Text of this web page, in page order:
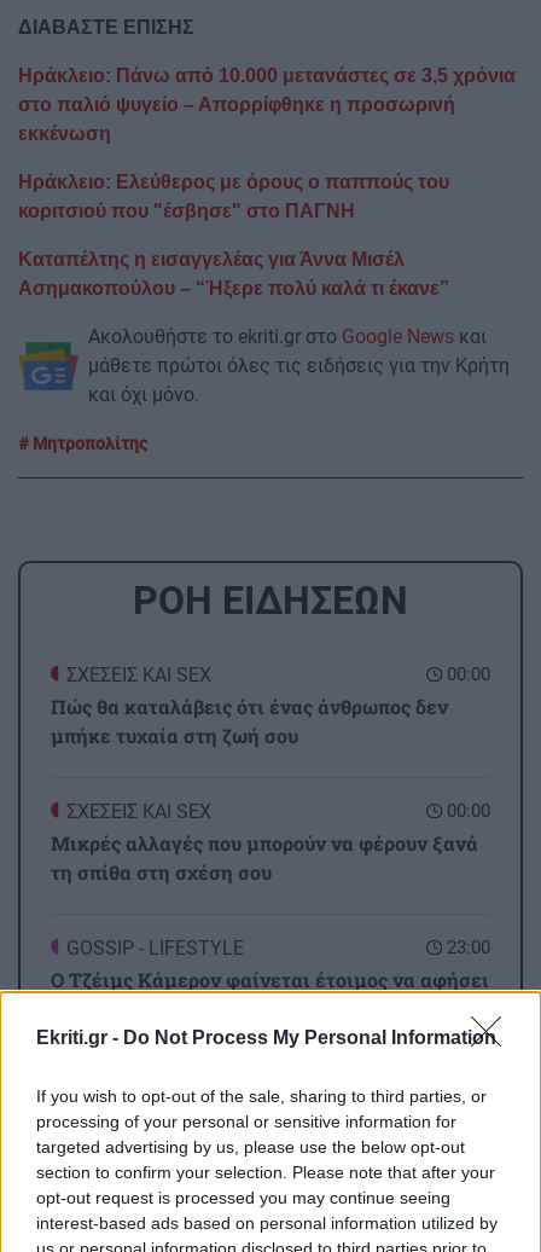
Ekriti.gr - Do Not Process My Personal Information
If you wish to opt-out of the sale, sharing to third parties, or
processing of your personal or sensitive information for
targeted advertising by us, please use the below opt-out
section to confirm your selection. Please note that after your
opt-out request is processed you may continue seeing
interest-based ads based on personal information utilized by
ΔΙΑΒΑΣΤΕ ΕΠΙΣΗΣ
Ηράκλειο: Πάνω από 10.000 μετανάστες σε 3,5 χρόνια
στο παλιό ψυγείο – Απορρίφθηκε η προσωρινή
εκκένωση
Ηράκλειο: Ελεύθερος με όρους ο παππούς του
κοριτσιού που "έσβησε" στο ΠΑΓΝΗ
Καταπέλτης η εισαγγελέας για Άννα Μισέλ
Ασημακοπούλου – “Ήξερε πολύ καλά τι έκανε”
Ακολουθήστε το ekriti.gr στο Google News και
μάθετε πρώτοι όλες τις ειδήσεις για την Κρήτη
και όχι μόνο.
Μητροπολίτης
ΡΟΗ ΕΙΔΗΣΕΩΝ
00:00
ΣΧΕΣΕΙΣ ΚΑΙ SEX
Πώς θα καταλάβεις ότι ένας άνθρωπος δεν
μπήκε τυχαία στη ζωή σου
00:00
ΣΧΕΣΕΙΣ ΚΑΙ SEX
Μικρές αλλαγές που μπορούν να φέρουν ξανά
τη σπίθα στη σχέση σου
23:00
GOSSIP - LIFESTYLE
Ο Τζέιμς Κάμερον φαίνεται έτοιμος να αφήσει
ΕΠΙΣΤΗΜΗ
Έφτιαξε ηλιακό γιοτ με $20.000 και διένυσε
3.000 ναυτικά μίλια χωρίς στάλα καυσίμου!
22:21
ΣΠΙΤΙ
Όλες οι ειδήσεις